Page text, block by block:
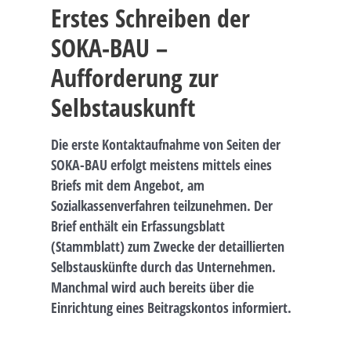
Erstes Schreiben der
SOKA-BAU –
Aufforderung zur
Selbstauskunft
Die erste Kontaktaufnahme von Seiten der
SOKA-BAU erfolgt meistens mittels eines
Briefs mit dem Angebot, am
Sozialkassenverfahren teilzunehmen. Der
Brief enthält ein Erfassungsblatt
(Stammblatt) zum Zwecke der detaillierten
Selbstauskünfte durch das Unternehmen.
Manchmal wird auch bereits über die
Einrichtung eines Beitragskontos informiert.